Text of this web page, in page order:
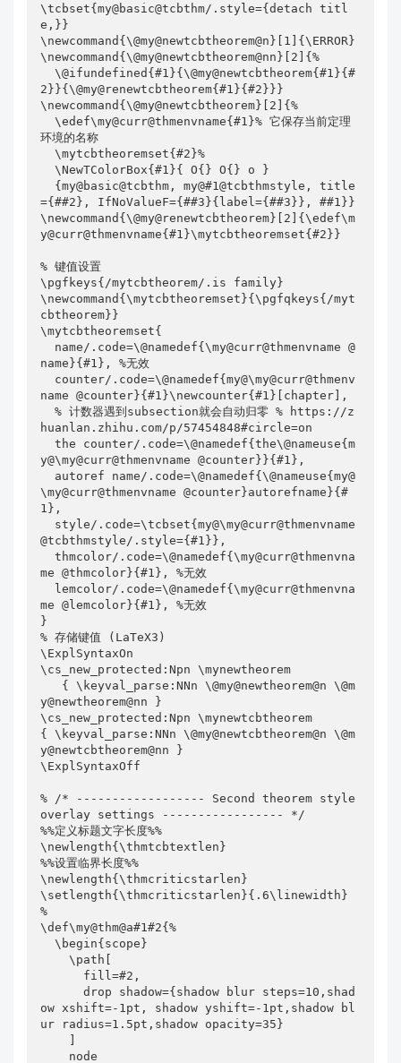
\tcbset{my@basic@tcbthm/.style={detach titl
e,}}
\newcommand{\@my@newtcbtheorem@n}[1]{\ERROR}
\newcommand{\@my@newtcbtheorem@nn}[2]{%
  \@ifundefined{#1}{\@my@newtcbtheorem{#1}{#
2}}{\@my@renewtcbtheorem{#1}{#2}}}
\newcommand{\@my@newtcbtheorem}[2]{%
  \edef\my@curr@thmenvname{#1}% 它保存当前定理
环境的名称
  \mytcbtheoremset{#2}%
  \NewTColorBox{#1}{ O{} O{} o }
={##2}, IfNoValueF={##3}{label={##3}}, ##1}}
\newcommand{\@my@renewtcbtheorem}[2]{\edef\m
y@curr@thmenvname{#1}\mytcbtheoremset{#2}}
% 键值设置
\pgfkeys{/mytcbtheorem/.is family}
\newcommand{\mytcbtheoremset}{\pgfqkeys{/myt
cbtheorem}}
\mytcbtheoremset{
name}{#1}, %无效
name @counter}{#1}\newcounter{#1}[chapter],
  % 计数器遇到subsection就会自动归零 % https://z
huanlan.zhihu.com/p/57454848#circle=on
  the counter/.code=\@namedef{the\@nameuse{m
y@\my@curr@thmenvname @counter}}{#1},
\my@curr@thmenvname @counter}autorefname}{#
1},
@tcbthmstyle/.style={#1}},
  thmcolor/.code=\@namedef{\my@curr@thmenvna
me @thmcolor}{#1}, %无效
me @lemcolor}{#1}, %无效
}
% 存储键值 (LaTeX3)
\ExplSyntaxOn
\cs_new_protected:Npn \mynewtheorem
y@newtheorem@nn }
\cs_new_protected:Npn \mynewtcbtheorem
{ \keyval_parse:NNn \@my@newtcbtheorem@n \@m
y@newtcbtheorem@nn }
\ExplSyntaxOff
% /* ------------------ Second theorem style
overlay settings ----------------- */
%%定义标题文字长度%%
\newlength{\thmtcbtextlen}
%%设置临界长度%%
\newlength{\thmcriticstarlen}
\setlength{\thmcriticstarlen}{.6\linewidth}
%
\def\my@thm@a#1#2{%
  \begin{scope}
    \path[
      drop shadow={shadow blur steps=10,shad
ow xshift=-1pt, shadow yshift=-1pt,shadow bl
ur radius=1.5pt,shadow opacity=35}